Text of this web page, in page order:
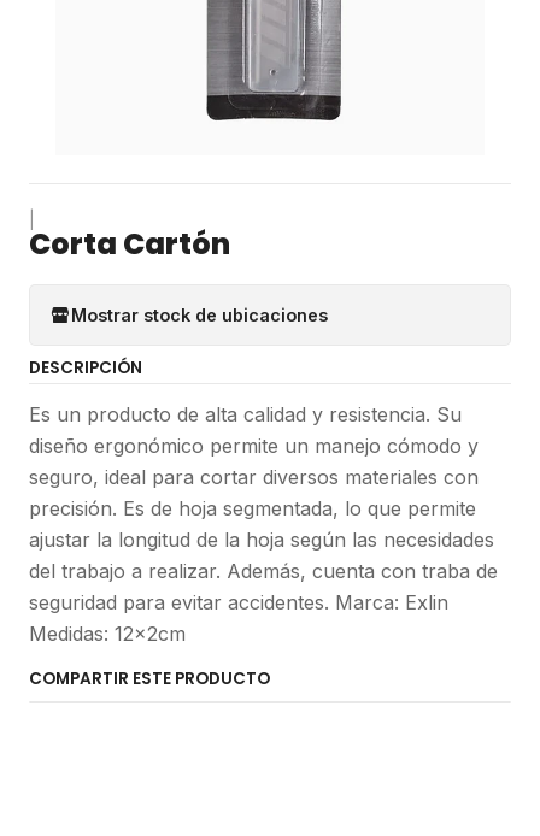
Corta Cartón
Mostrar stock de ubicaciones
DESCRIPCIÓN
Es un producto de alta calidad y resistencia. Su
diseño ergonómico permite un manejo cómodo y
seguro, ideal para cortar diversos materiales con
precisión. Es de hoja segmentada, lo que permite
ajustar la longitud de la hoja según las necesidades
del trabajo a realizar. Además, cuenta con traba de
seguridad para evitar accidentes. Marca: Exlin
Medidas: 12x2cm
COMPARTIR ESTE PRODUCTO